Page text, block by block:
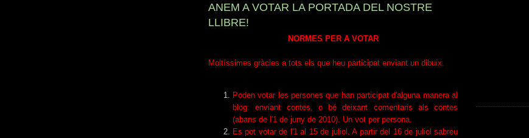
ANEM A VOTAR LA PORTADA DEL NOSTRE
LLIBRE!
NORMES PER A VOTAR
Moltíssimes gràcies a tots els que heu participat enviant un dibuix.
Poden votar les persones que han participat d'alguna manera al
blog: enviant contes, o bé deixant comentaris als contes
(abans de l'1 de juny de 2010). Un vot per persona.
Es pot votar de l'1 al 15 de juliol. A partir del 16 de juliol sabreu